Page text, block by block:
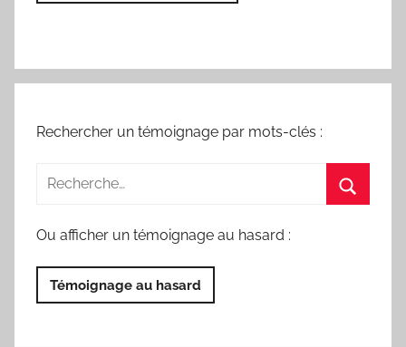
Rechercher un témoignage par mots-clés :
Ou afficher un témoignage au hasard :
Témoignage au hasard